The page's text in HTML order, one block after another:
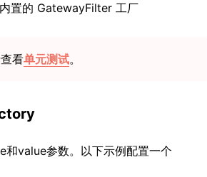
置的 GatewayFilter 工厂
看单元测试。
value参数。以下示例配置一个